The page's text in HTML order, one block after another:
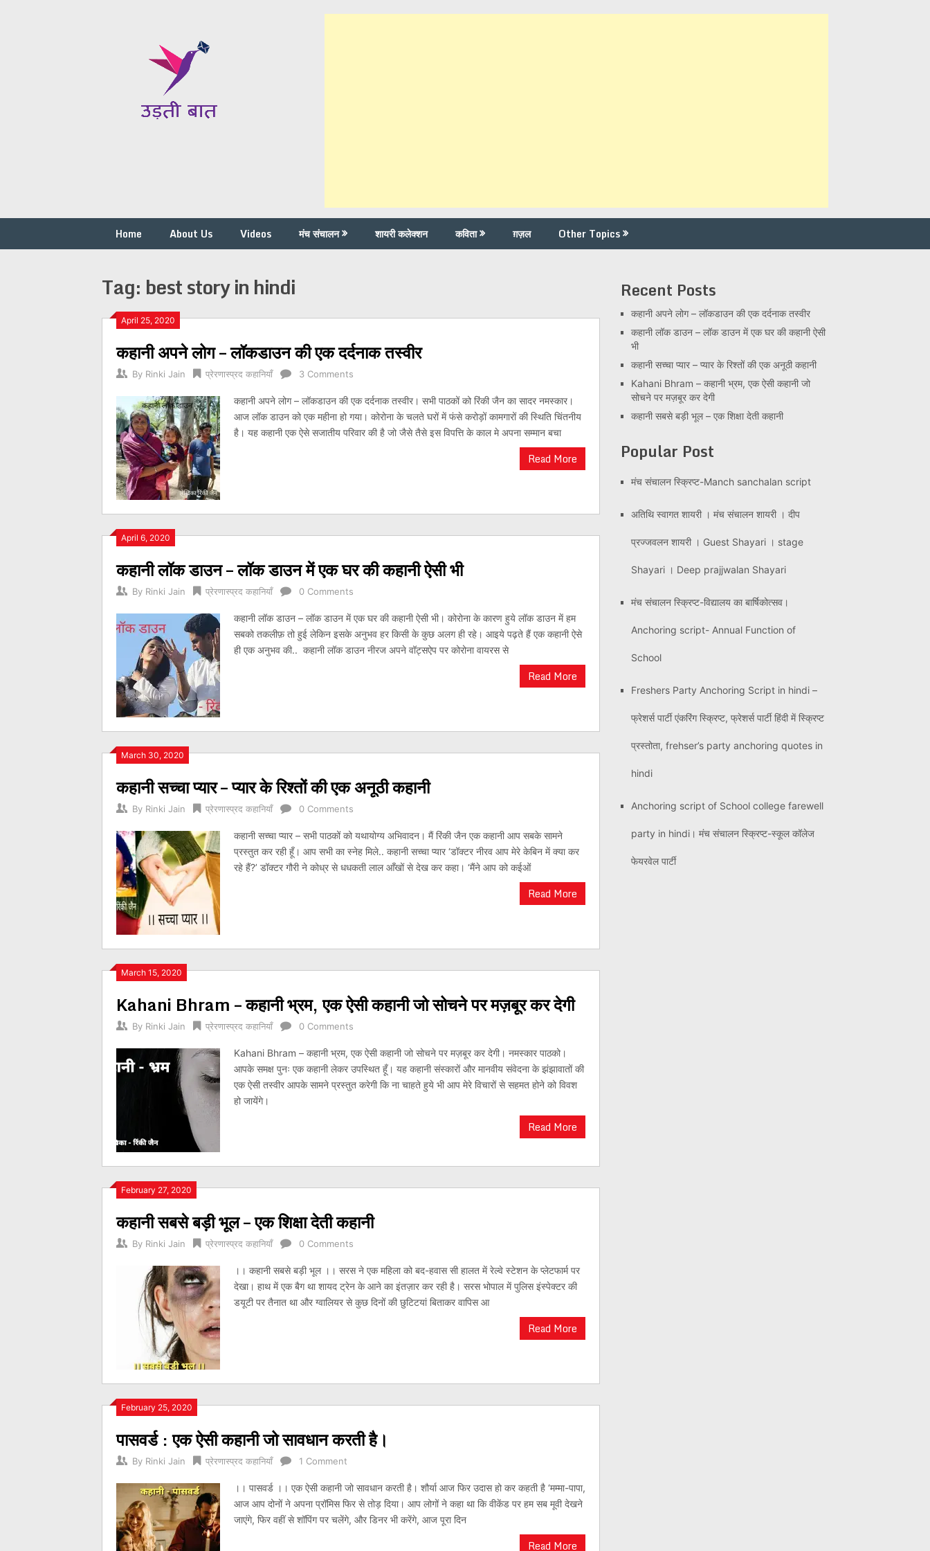
Home About Us Videos मंच संचालन शायरी कलेक्शन कविता ग़ज़ल Other Topics
Tag: best story in hindi
April 25, 2020
कहानी अपने लोग – लॉकडाउन की एक दर्दनाक तस्वीर
By Rinki Jain प्रेरणास्प्रद कहानियाँ 3 Comments
कहानी अपने लोग – लॉकडाउन की एक दर्दनाक तस्वीर। सभी पाठकों को रिंकी जैन का सादर नमस्कार।
आज लॉक डाउन को एक महीना हो गया। कोरोना के चलते घरों में फंसे करोड़ों कामगारों की स्थिति चिंतनीय
है। यह कहानी एक ऐसे सजातीय परिवार की है जो जैसे तैसे इस विपत्ति के काल मे अपना सम्मान बचा
Read More
April 6, 2020
कहानी लॉक डाउन – लॉक डाउन में एक घर की कहानी ऐसी भी
By Rinki Jain प्रेरणास्प्रद कहानियाँ 0 Comments
कहानी लॉक डाउन – लॉक डाउन में एक घर की कहानी ऐसी भी। कोरोना के कारण हुये लॉक डाउन में हम
सबको तकलीफ़ तो हुई लेकिन इसके अनुभव हर किसी के कुछ अलग ही रहे। आइये पढ़ते हैं एक कहानी ऐसे
ही एक अनुभव की.. कहानी लॉक डाउन नीरज अपने वॉट्सऐप पर कोरोना वायरस से
Read More
March 30, 2020
कहानी सच्चा प्यार – प्यार के रिश्तों की एक अनूठी कहानी
By Rinki Jain प्रेरणास्प्रद कहानियाँ 0 Comments
कहानी सच्चा प्यार – सभी पाठकों को यथायोग्य अभिवादन। मैं रिंकी जैन एक कहानी आप सबके सामने
प्रस्तुत कर रही हूँ। आप सभी का स्नेह मिले.. कहानी सच्चा प्यार ‘डॉक्टर नीरव आप मेरे केबिन में क्या कर
रहे हैं?’ डॉक्टर गौरी ने कोध्र से धधकती लाल आँखों से देख कर कहा। ‘मैंने आप को कईओं
Read More
March 15, 2020
Kahani Bhram – कहानी भ्रम, एक ऐसी कहानी जो सोचने पर मज़बूर कर देगी
By Rinki Jain प्रेरणास्प्रद कहानियाँ 0 Comments
Kahani Bhram – कहानी भ्रम, एक ऐसी कहानी जो सोचने पर मज़बूर कर देगी। नमस्कार पाठको।
आपके समक्ष पुनः एक कहानी लेकर उपस्थित हूँ। यह कहानी संस्कारों और मानवीय संवेदना के झंझावातों की
एक ऐसी तस्वीर आपके सामने प्रस्तुत करेगी कि ना चाहते हुये भी आप मेरे विचारों से सहमत होने को विवश
हो जायेंगे।
Read More
February 27, 2020
कहानी सबसे बड़ी भूल – एक शिक्षा देती कहानी
By Rinki Jain प्रेरणास्प्रद कहानियाँ 0 Comments
।। कहानी सबसे बड़ी भूल ।। सरस ने एक महिला को बद-हवास सी हालत में रेल्वे स्टेशन के प्लेटफार्म पर
देखा। हाथ में एक बैग था शायद ट्रेन के आने का इंतज़ार कर रही है। सरस भोपाल में पुलिस इंस्पेक्टर की
डयूटी पर तैनात था और ग्वालियर से कुछ दिनों की छुटिटयां बिताकर वापिस आ
Read More
February 25, 2020
पासवर्ड : एक ऐसी कहानी जो सावधान करती है।
By Rinki Jain प्रेरणास्प्रद कहानियाँ 1 Comment
।। पासवर्ड ।। एक ऐसी कहानी जो सावधान करती है। शौर्या आज फिर उदास हो कर कहती है ‘मम्मा-पापा,
आज आप दोनों ने अपना प्रॉमिस फिर से तोड़ दिया। आप लोगों ने कहा था कि वीकेंड पर हम सब मूवी देखने
जाएंगे, फिर वहीं से शॉपिंग पर चलेंगे, और डिनर भी करेंगे, आज पूरा दिन
Read More
Posts
navigation
Recent Posts
कहानी अपने लोग – लॉकडाउन की एक दर्दनाक तस्वीर
कहानी लॉक डाउन – लॉक डाउन में एक घर की कहानी ऐसी
भी
कहानी सच्चा प्यार – प्यार के रिश्तों की एक अनूठी कहानी
Kahani Bhram – कहानी भ्रम, एक ऐसी कहानी जो
सोचने पर मज़बूर कर देगी
कहानी सबसे बड़ी भूल – एक शिक्षा देती कहानी
Popular Post
मंच संचालन स्क्रिप्ट-Manch sanchalan script
अतिथि स्वागत शायरी । मंच संचालन शायरी । दीप
प्रज्जवलन शायरी । Guest Shayari । stage
Shayari । Deep prajjwalan Shayari
मंच संचालन स्क्रिप्ट-विद्यालय का बार्षिकोत्सव।
Anchoring script- Annual Function of
School
Freshers Party Anchoring Script in hindi –
फ्रेशर्स पार्टी एंकरिंग स्क्रिप्ट, फ्रेशर्स पार्टी हिंदी में स्क्रिप्ट
प्रस्तोता, frehser’s party anchoring quotes in
hindi
Anchoring script of School college farewell
party in hindi। मंच संचालन स्क्रिप्ट-स्कूल कॉलेज
फेयरवेल पार्टी